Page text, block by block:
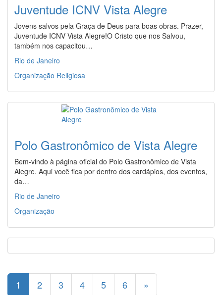
Juventude ICNV Vista Alegre
Jovens salvos pela Graça de Deus para boas obras. Prazer,
Juventude ICNV Vista Alegre!O Cristo que nos Salvou,
também nos capacitou…
Rio de Janeiro
Organização Religiosa
Polo Gastronômico de Vista Alegre
Bem-vindo à página oficial do Polo Gastronômico de Vista
Alegre. Aqui você fica por dentro dos cardápios, dos eventos,
da…
Rio de Janeiro
Organização
1 2 3 4 5 6 »